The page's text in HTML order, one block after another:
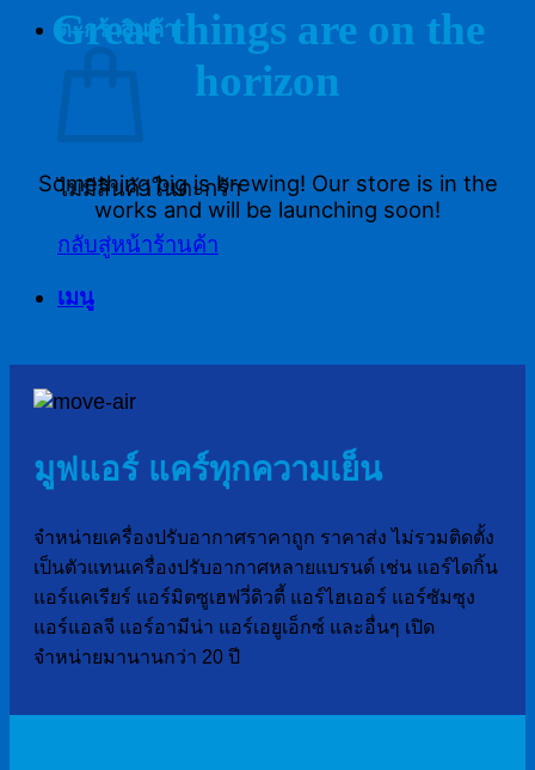
ตะกร้าสินค้า
ไม่มีสินค้าในตะกร้า
กลับสู่หน้าร้านค้า
เมนู
Great things are on the
horizon
Something big is brewing! Our store is in the
works and will be launching soon!
มูฟแอร์ แคร์ทุกความเย็น
จำหน่ายเครื่องปรับอากาศราคาถูก ราคาส่ง ไม่รวมติดตั้ง
เป็นตัวแทนเครื่องปรับอากาศหลายแบรนด์ เช่น แอร์ไดกิ้น
แอร์แคเรียร์ แอร์มิตซูเฮฟวี่ดิวตี้ แอร์ไฮเออร์ แอร์ซัมซุง
แอร์แอลจี แอร์อามีน่า แอร์เอยูเอ็กซ์ และอื่นๆ เปิด
จำหน่ายมานานกว่า 20 ปี